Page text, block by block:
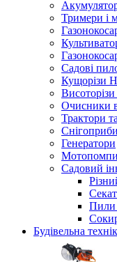
Тримери і
Садові
Кущорізи
Очисники
Трактори
Генератори
Садовий
Пили
Будівельна